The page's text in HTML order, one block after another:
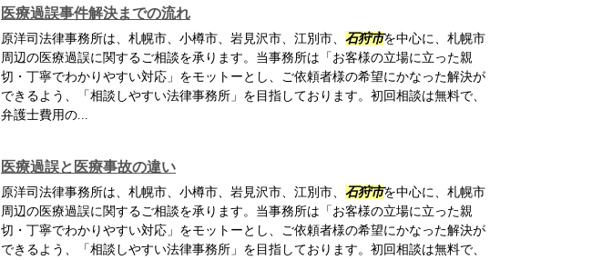
医療過誤事件解決までの流れ
原洋司法律事務所は、札幌市、小樽市、岩見沢市、江別市、 石狩市を中心に、札幌市
周辺の医療過誤に関するご相談を承ります。当事務所は「お客様の立場に立った親
切・丁寧でわかりやすい対応」をモットーとし、ご依頼者様の希望にかなった解決が
できるよう、「相談しやすい法律事務所」を目指しております。初回相談は無料で、
弁護士費用の...
医療過誤と医療事故の違い
原洋司法律事務所は、札幌市、小樽市、岩見沢市、江別市、 石狩市を中心に、札幌市
周辺の医療過誤に関するご相談を承ります。当事務所は「お客様の立場に立った親
切・丁寧でわかりやすい対応」をモットーとし、ご依頼者様の希望にかなった解決が
できるよう、「相談しやすい法律事務所」を目指しております。初回相談は無料で、